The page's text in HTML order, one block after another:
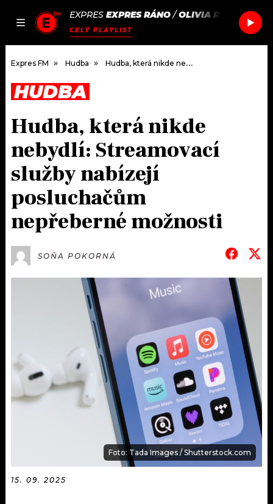
JAK
SEZNAM.CZ
EXPRES EXPRES RÁNO/OLIVIA RODRIGO
CELÝ PLAYLIST
DOMŮ
ČLÁNKY
AKTUÁLNĚ
HUDBA
ROZHOVORY
#NEBUDUDOMA
KALENDÁŘ
TRENDY
KULTURA
PODCASTY
JAK NALADIT
RÁDIO
APLIKACE
SOUTĚŽE
Expres FM Hudba Hudba, která nikde nebydlí: Streamovací služby nabízejí posluchačům nepřeberné možnosti
HUDBA
Hudba, která nikde
nebydlí: Streamovací
služby nabízejí
posluchačům
nepřeberné možnosti
SOŇA POKORNÁ
Foto: Tada Images / Shutterstock.com
15. 09. 2025